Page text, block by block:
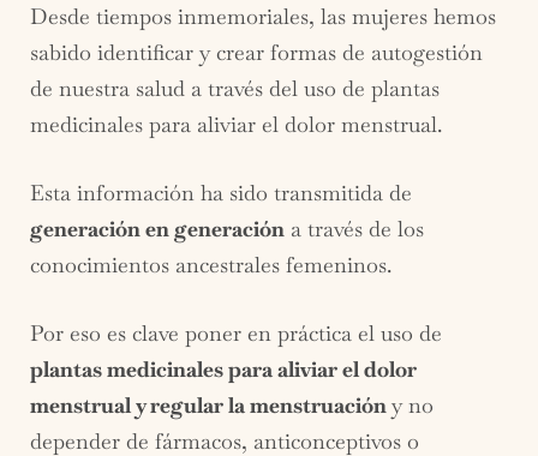
Desde tiempos inmemoriales, las mujeres hemos
sabido identificar y crear formas de autogestión
de nuestra salud a través del uso de plantas
medicinales para aliviar el dolor menstrual.
Esta información ha sido transmitida de
generación en generación a través de los
conocimientos ancestrales femeninos.
Por eso es clave poner en práctica el uso de
plantas medicinales para aliviar el dolor
menstrual y regular la menstruación y no
depender de fármacos, anticonceptivos o